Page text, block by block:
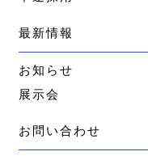
最新情報
お知らせ
展示会
お問い合わせ